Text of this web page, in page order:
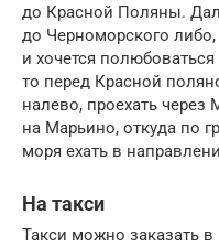
до Красной Поляны.
до Черноморского
и хочется
то перед Красной
налево, проехать через
на Марьино, откуда по
моря ехать в
На такси
Такси можно заказать